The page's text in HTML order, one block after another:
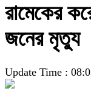
রামেকের
জনের মৃত্যু
Update Time :